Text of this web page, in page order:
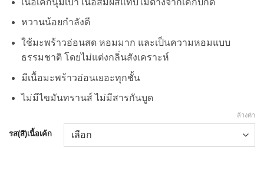
หวานน้อยกำลังดี
ใช้มะพร้าวอ่อนสด หอมมาก และเป็นความหอมแบบ
ธรรมชาติ โดยไม่แต่งกลิ่นสังเคราะห์
มีเนื้อมะพร้าวอ่อนเยอะทุกชั้น
ไม่มีไขมันทรานส์ ไม่มีสารกันบูด
รส(สี)เนื้อเค้ก
ล้างค่า